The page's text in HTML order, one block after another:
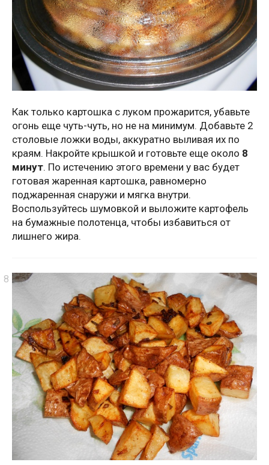
Как только картошка с луком прожарится, убавьте
огонь еще чуть-чуть, но не на минимум. Добавьте 2
столовые ложки воды, аккуратно выливая их по
краям. Накройте крышкой и готовьте еще около 8
минут. По истечению этого времени у вас будет
готовая жаренная картошка, равномерно
поджаренная снаружи и мягка внутри.
Воспользуйтесь шумовкой и выложите картофель
на бумажные полотенца, чтобы избавиться от
лишнего жира.